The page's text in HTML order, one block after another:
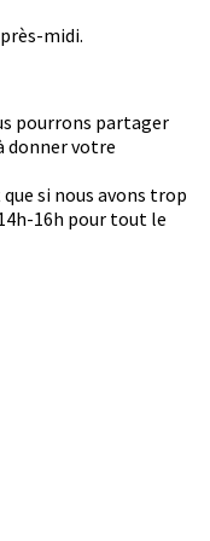
midi.
pourrons partager
donner votre
si nous avons trop
16h pour tout le